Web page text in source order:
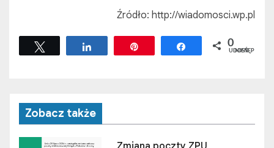
Źródło: http://wiadomosci.wp.pl
Udostępnij Udostępnij
0
UDOSTĘPNIEŃ
Zobacz także